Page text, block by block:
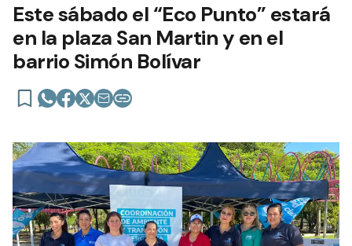
Este sábado el “Eco Punto” estará
en la plaza San Martin y en el
barrio Simón Bolívar